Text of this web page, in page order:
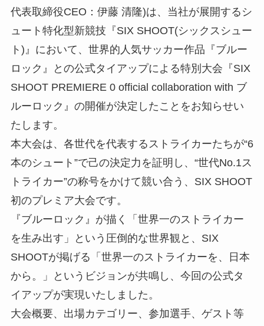
代表取締役CEO：伊藤 清隆)は、当社が展開するシ
ュート特化型新競技『SIX SHOOT(シックスシュー
ト)』において、世界的人気サッカー作品『ブルー
ロック』との公式タイアップによる特別大会『SIX
SHOOT PREMIERE 0 official collaboration with ブ
ルーロック』の開催が決定したことをお知らせい
たします。
本大会は、各世代を代表するストライカーたちが“6
本のシュート”で己の決定力を証明し、“世代No.1ス
トライカー”の称号をかけて競い合う、SIX SHOOT
初のプレミア大会です。
『ブルーロック』が描く「世界一のストライカー
を生み出す」という圧倒的な世界観と、SIX
SHOOTが掲げる「世界一のストライカーを、日本
から。」というビジョンが共鳴し、今回の公式タ
イアップが実現いたしました。
大会概要、出場カテゴリー、参加選手、ゲスト等